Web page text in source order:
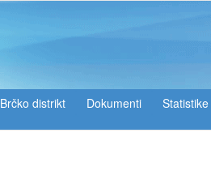
Brčko distrikt Dokumenti Statistike